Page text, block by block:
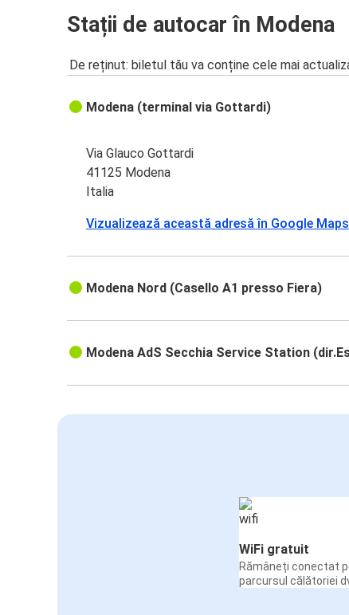
Stații de autocar în Modena
De reținut: biletul tău va conține cele mai
Modena (terminal via Gottardi)
Via Glauco Gottardi
41125 Modena
Italia
Vizualizează această adresă în Google Maps
Modena Nord (Casello A1 presso Fiera)
Modena AdS Secchia Service Station
WiFi gratuit
Rămâneți conectat
parcursul călătoriei